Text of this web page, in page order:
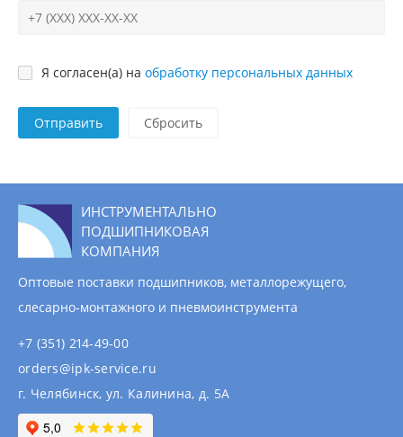
Я согласен(а) на обработку персональных данных
Отправить
ИНСТРУМЕНТАЛЬНО
ПОДШИПНИКОВАЯ
КОМПАНИЯ
Оптовые поставки подшипников, металлорежущего,
слесарно-монтажного и пневмоинструмента
+7 (351) 214-49-00
orders@ipk-service.ru
г. Челябинск, ул. Калинина, д. 5А